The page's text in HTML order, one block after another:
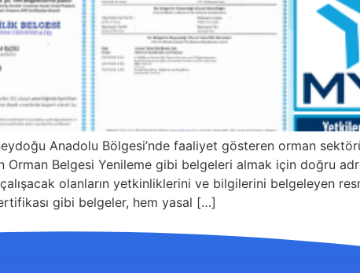
Anadolu Bölgesi’nde faaliyet gösteren orman
Orman Belgesi Yenileme gibi belgeleri almak için doğru
olanların yetkinliklerini ve bilgilerini belgeleyen
gibi belgeler, hem yasal […]